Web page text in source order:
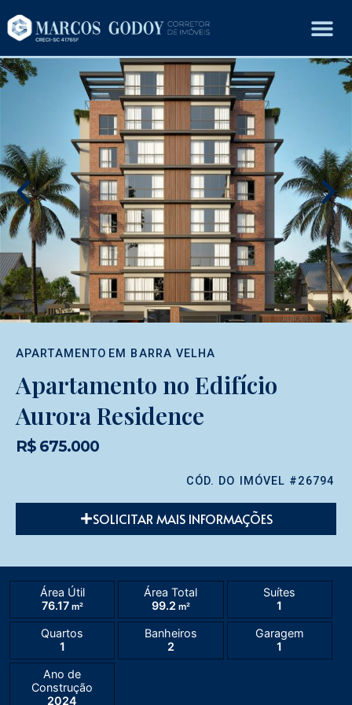
APARTAMENTO EM BARRA VELHA
Apartamento no Edifício
Aurora Residence
R$ 675.000
CÓD. DO IMÓVEL #26794
SOLICITAR MAIS INFORMAÇÕES
Área Útil
76.17m²
Área Total
99.2 m²
Suítes
1
Quartos
1
Banheiros
2
Garagem
1
Ano de
Construção
2024